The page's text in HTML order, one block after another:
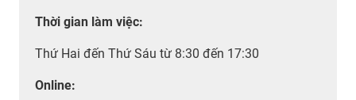
Thời gian làm việc:
Thứ Hai đến Thứ Sáu từ 8:30 đến 17:30
Online: